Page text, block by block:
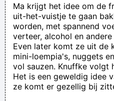
Ma krijgt het idee om de
uit-het-vuistje te gaan
worden, met spannend
verteer, alcohol en andere
Even later komt ze uit de
mini-loempia's, nuggets
vol sauzen. Knuffke volgt
Het is een geweldig idee
ze komt er gezellig bij